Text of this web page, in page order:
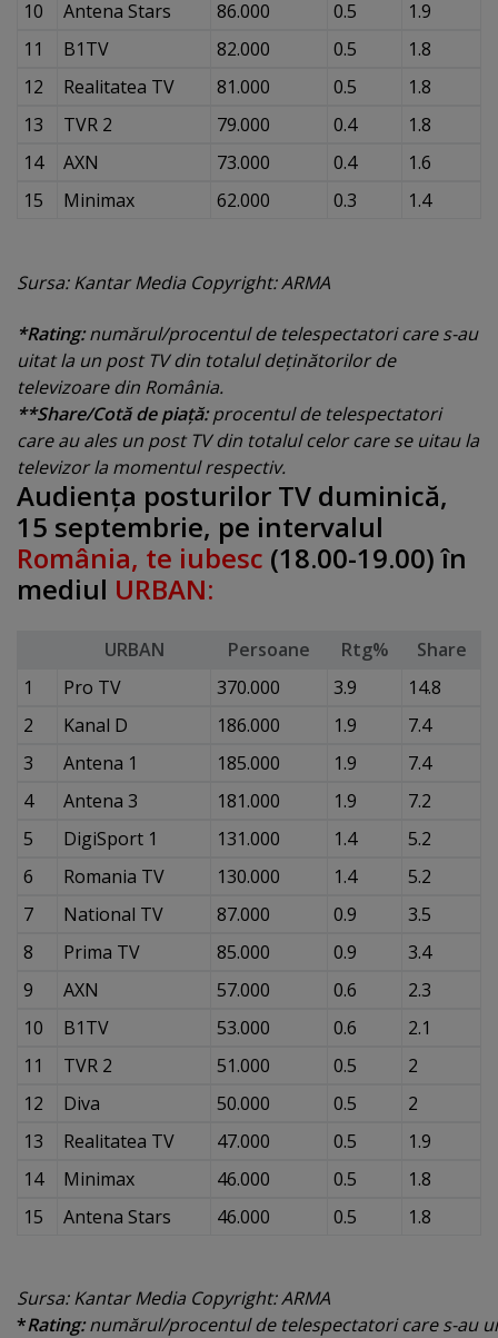
10 Antena Stars 86.000 0.5
1.9
11
B1TV 82.000 0.5
1.8
12
Realitatea TV 81.000 0.5
1.8
13
TVR 2 79.000 0.4
1.8
14
AXN 73.000 0.4
1.6
15
Minimax 62.000 0.3 1.4
Sursa: Kantar Media Copyright: ARMA
*Rating:numărul/procentul de telespectatori care s-au
uitat la un post TV din totalul deţinătorilor de
televizoare din România.
**Share/Cotă de piaţă:procentul de telespectatori
care au ales un post TV din totalul celor care se uitau la
televizor la momentul respectiv.
Audienţa posturilor TV duminică,
15 septembrie, pe intervalul
România, te iubesc (18.00-19.00) în
mediul URBAN:
URBAN Persoane Rtg%
Share
1
Pro TV 370.000 3.9
14.8
2
Kanal D 186.000 1.9
7.4
3
Antena 1 185.000 1.9
7.4
4
Antena 3 181.000 1.9
7.2
5
DigiSport 1 131.000 1.4
5.2
6
Romania TV 130.000 1.4
5.2
7
National TV 87.000 0.9
3.5
8
Prima TV 85.000 0.9
3.4
9
AXN 57.000 0.6
2.3
10
B1TV 53.000 0.6
2.1
11
TVR 2 51.000 0.5
2
12
Diva 50.000 0.5
2
13
Realitatea TV 47.000 0.5
1.9
14
Minimax 46.000 0.5
1.8
15
Antena Stars 46.000 0.5 1.8
Sursa: Kantar Media Copyright: ARMA
*Rating:numărul/procentul de telespectatori care s-au